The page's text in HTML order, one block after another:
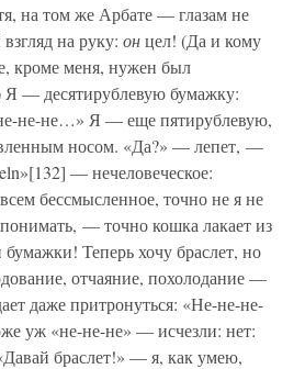
на том же Арбате — глазам не
на руку: онцел! (Да и кому
кроме меня, нужен был
Я — десятирублевую бумажку:
не-не…» Я — еще пятирублевую,
носом. «Да?» — лепет, —
— нечеловеческое:
бессмысленное, точно не я не
— точно кошка лакает из
Теперь хочу браслет, но
отчаяние, похолодание —
даже притронуться: «Не-не-не-
уж «не-не-не» — исчезли: нет:
браслет!» — я, как умею,